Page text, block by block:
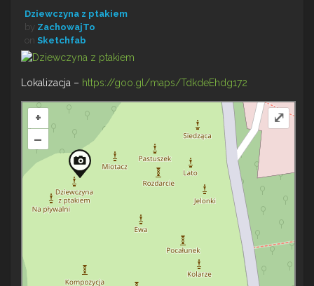
Dziewczyna z ptakiem
by ZachowajTo
on Sketchfab
Lokalizacja – https://goo.gl/maps/TdkdeEhdg172
+
–
⤢